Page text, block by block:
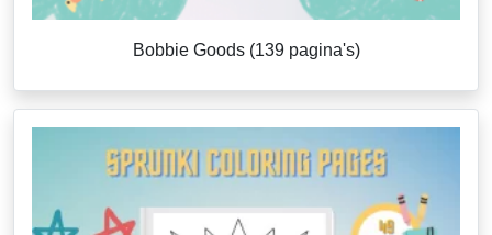
Bobbie Goods (139 pagina's)